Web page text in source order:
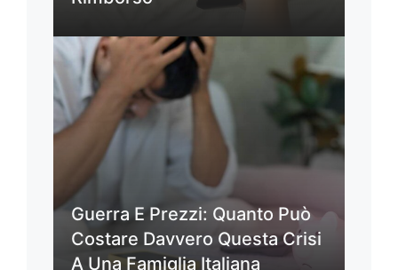
Guerra E Prezzi: Quanto Può
Costare Davvero Questa Crisi
A Una Famiglia Italiana